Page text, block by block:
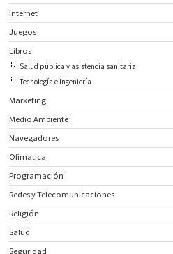
Internet
Juegos
Libros
Salud pública y asistencia sanitaria
Tecnología e Ingeniería
Marketing
Medio Ambiente
Navegadores
Ofimatica
Programación
Redes y Telecomunicaciones
Religión
Salud
Seguridad